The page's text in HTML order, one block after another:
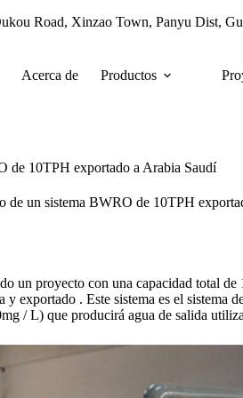
Road, Xinzao Town, Panyu Dist,
Acerca de Productos
de 10TPH exportado a Arabia Saudí
de un sistema BWRO de 10TPH
un proyecto con una capacidad total
exportado . Este sistema es el sistema
/ L) que producirá agua de salida